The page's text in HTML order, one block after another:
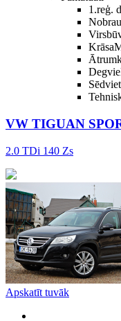
1.reģ.
Krāsa
VW TIGUAN
2.0 TDi 140 Zs
Apskatīt tuvāk